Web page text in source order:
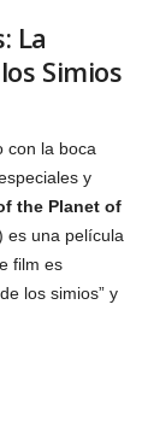
La
Simios
con la boca
y
the Planet of
es una película
film es
los simios” y